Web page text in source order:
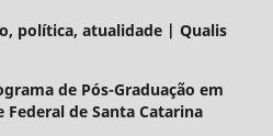
política, atualidade | Qualis
de Pós-Graduação em
de Santa Catarina